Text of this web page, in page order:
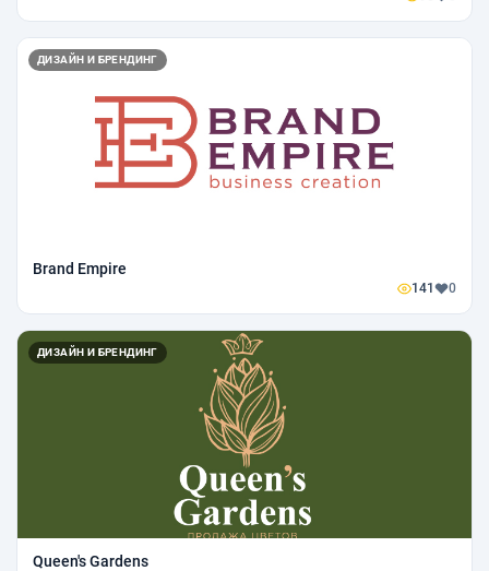
ДИЗАЙН И БРЕНДИНГ
Brand Empire
141 0
ДИЗАЙН И БРЕНДИНГ
Queen's Gardens